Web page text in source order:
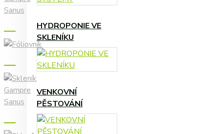
ZAVLAŽOVÁNÍ A
KOMPONENTY
ČERPADLA,
ČASOVAČE, ...
HYDROPONIE VE
SKLENÍKU
VENKOVNÍ
PĚSTOVÁNÍ